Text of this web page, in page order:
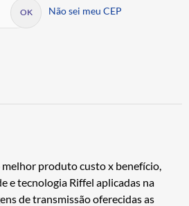
Não sei meu CEP
produto custo x benefício,
e tecnologia Riffel aplicadas na
de transmissão oferecidas as